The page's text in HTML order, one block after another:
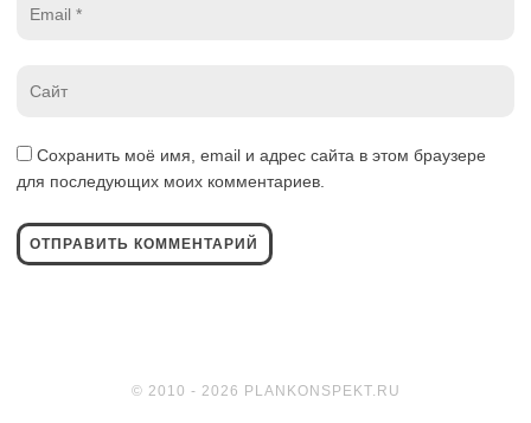
Сохранить моё имя, email и адрес сайта в этом браузере
для последующих моих комментариев.
© 2010 - 2026 PLANKONSPEKT.RU